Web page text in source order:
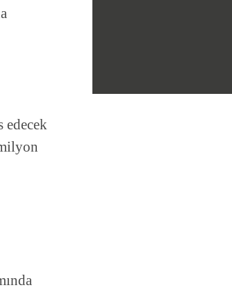
edecek